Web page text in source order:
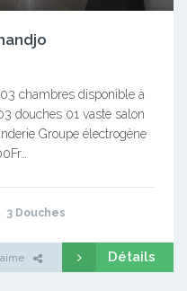
chambres disponible à
douches 01 vaste salon
Groupe électrogène
3 Douches
Détails